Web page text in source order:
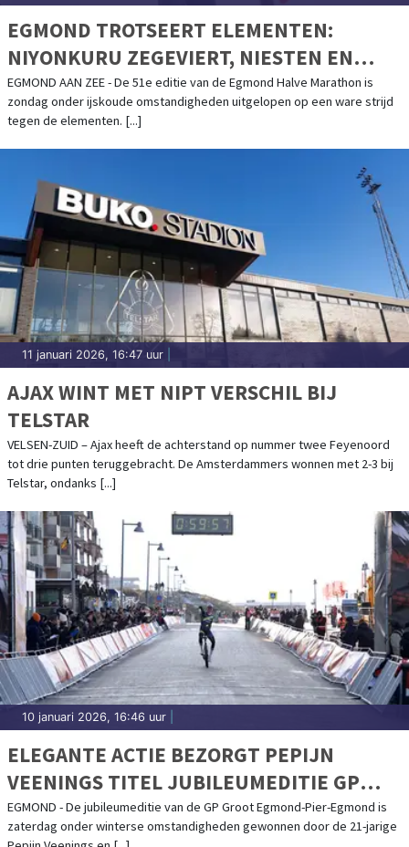
EGMOND TROTSEERT ELEMENTEN:
NIYONKURU ZEGEVIERT, NIESTEN EN
BRINKMAN OP PODIUM
EGMOND AAN ZEE - De 51e editie van de Egmond Halve Marathon is
zondag onder ijskoude omstandigheden uitgelopen op een ware strijd
tegen de elementen. [...]
11 januari 2026, 16:47 uur
AJAX WINT MET NIPT VERSCHIL BIJ
TELSTAR
VELSEN-ZUID – Ajax heeft de achterstand op nummer twee Feyenoord
tot drie punten teruggebracht. De Amsterdammers wonnen met 2-3 bij
Telstar, ondanks [...]
10 januari 2026, 16:46 uur
ELEGANTE ACTIE BEZORGT PEPIJN
VEENINGS TITEL JUBILEUMEDITIE GP
GROOT EGMOND-PIER-EGMOND
EGMOND - De jubileumeditie van de GP Groot Egmond-Pier-Egmond is
zaterdag onder winterse omstandigheden gewonnen door de 21-jarige